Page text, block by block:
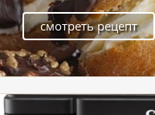
смотреть рецепт